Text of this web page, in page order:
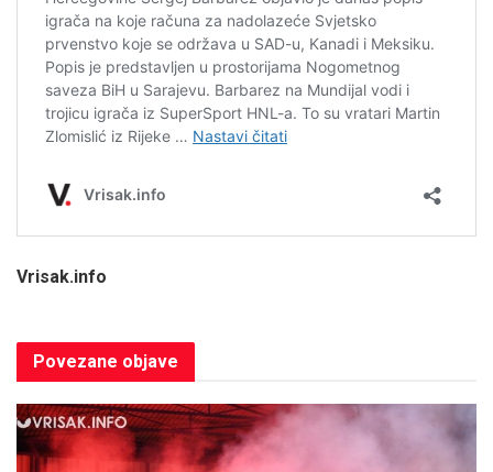
Vrisak.info
Povezane objave